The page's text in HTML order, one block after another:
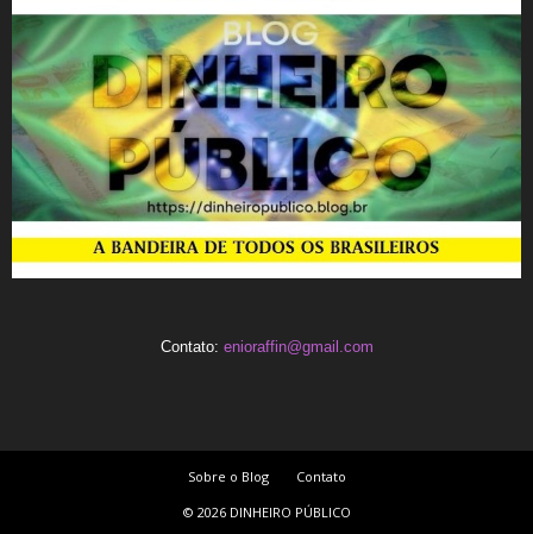
Contato: enioraffin@gmail.com
Sobre o Blog
Contato
© 2026 DINHEIRO PÚBLICO